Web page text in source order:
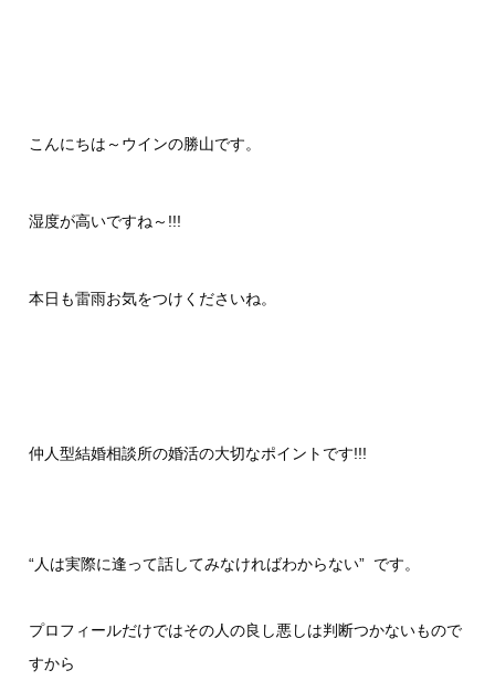
こんにちは～ウインの勝山です。
湿度が高いですね～!!!
本日も雷雨お気をつけくださいね。
仲人型結婚相談所の婚活の大切なポイントです!!!
“人は実際に逢って話してみなければわからない” です。
プロフィールだけではその人の良し悪しは判断つかないもので
すから